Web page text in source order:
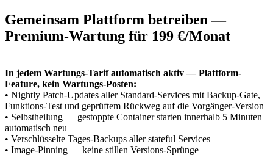
Gemeinsam Plattform betreiben —
Premium-Wartung für 199 €/Monat
In jedem Wartungs-Tarif automatisch aktiv — Plattform-
Feature, kein Wartungs-Posten:
• Nightly Patch-Updates aller Standard-Services mit Backup-Gate,
Funktions-Test und geprüftem Rückweg auf die Vorgänger-Version
• Selbstheilung — gestoppte Container starten innerhalb 5 Minuten
automatisch neu
• Verschlüsselte Tages-Backups aller stateful Services
• Image-Pinning — keine stillen Versions-Sprünge